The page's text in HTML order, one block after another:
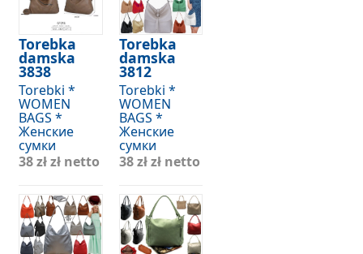
Torebka
damska
3838
Torebki *
WOMEN
BAGS *
Женские
сумки
38 złzł netto
Torebka
damska
3812
Torebki *
WOMEN
BAGS *
Женские
сумки
38 złzł netto